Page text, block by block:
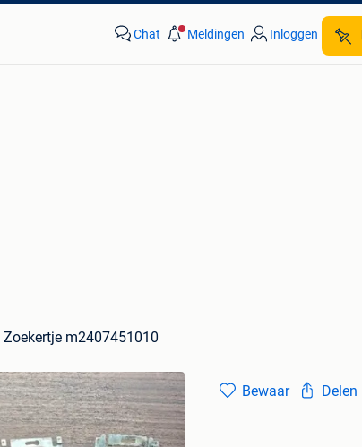
Chat Meldingen Inloggen
Zoekertje m2407451010
Bewaar Delen